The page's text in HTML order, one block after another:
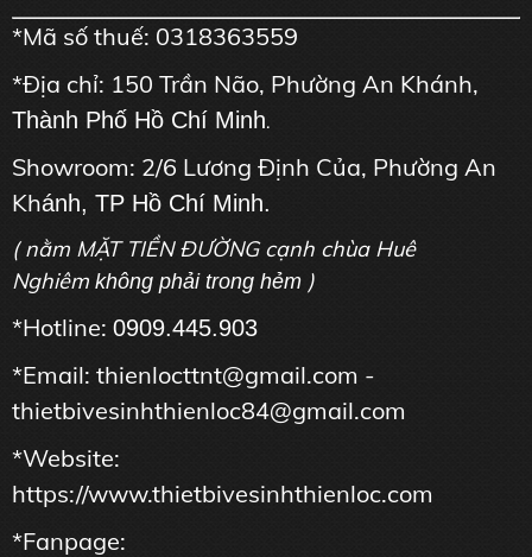
*Mã số thuế: 0318363559
*Địa chỉ: 150 Trần Não, Phường An Khánh,
Thành Phố Hồ Chí Minh.
Showroom: 2/6 Lương Định Của, Phường An
Khánh, TP Hồ Chí Minh.
( nằm MẶT TIỀN ĐƯỜNG cạnh chùa Huê
Nghiêm không phải trong hẻm )
*Hotline: 0909.445.903
*Email: thienlocttnt@gmail.com -
thietbivesinhthienloc84@gmail.com
*Website:
https://www.thietbivesinhthienloc.com
*Fanpage: